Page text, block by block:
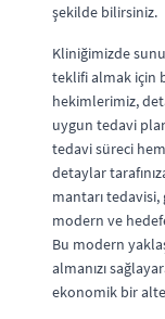
şekilde bilirsiniz.
Kliniğimizde
teklifi almak için
hekimlerimiz,
uygun tedavi
tedavi süreci
detaylar
mantarı
modern ve
Bu modern
almanızı
ekonomik bir